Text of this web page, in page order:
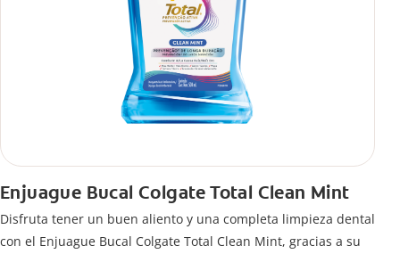
Enjuague Bucal Colgate Total Clean Mint
Disfruta tener un buen aliento y una completa limpieza dental
con el Enjuague Bucal Colgate Total Clean Mint, gracias a su